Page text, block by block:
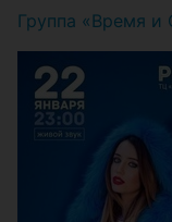
Группа «Время и